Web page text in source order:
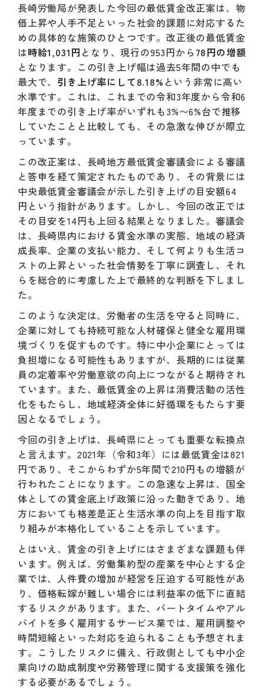
長崎労働局が発表した今回の最低賃金改正案は、物
価上昇や人手不足といった社会的課題に対応するた
めの具体的な施策のひとつです。改正後の最低賃金
は時給1,031円 となり、現行の953円から 78円の増額
となります。この引き上げ幅は過去5年間の中でも
最大で、 引き上げ率にして8.18% という非常に高い
水準です。これは、これまでの令和3年度から令和6
年度までの引き上げ率がいずれも3%〜6%台で推移
していたことと比較しても、その急激な伸びが際立
っています。
この改正案は、長崎地方最低賃金審議会による審議
と答申を経て策定されたものであり、その背景には
中央最低賃金審議会が示した引き上げの目安額64
円という指針があります。しかし、今回の改正では
その目安を14円も上回る結果となりました。審議会
は、長崎県内における賃金水準の実態、地域の経済
成長率、企業の支払い能力、そして何よりも生活コ
ストの上昇といった社会情勢を丁寧に調査し、それ
らを総合的に考慮した上で最終的な判断を下しまし
た。
このような決定は、労働者の生活を守ると同時に、
企業に対しても持続可能な人材確保と健全な雇用環
境づくりを促すものです。特に中小企業にとっては
負担増になる可能性もありますが、長期的には従業
員の定着率や労働意欲の向上につながると期待され
ています。また、最低賃金の上昇は消費活動の活性
化をもたらし、地域経済全体に好循環をもたらす要
因となるでしょう。
今回の引き上げは、長崎県にとっても重要な転換点
と言えます。2021年（令和3年）には最低賃金は821
円であり、そこからわずか5年間で210円もの増額が
行われたことになります。この急速な上昇は、国全
体としての賃金底上げ政策に沿った動きであり、地
方においても格差是正と生活水準の向上を目指す取
り組みが本格化していることを示しています。
とはいえ、賃金の引き上げにはさまざまな課題も伴
います。例えば、労働集約型の産業を中心とする企
業では、人件費の増加が経営を圧迫する可能性があ
り、価格転嫁が難しい場合には利益率の低下に直結
するリスクがあります。また、パートタイムやアル
バイトを多く雇用するサービス業では、雇用調整や
時間短縮といった対応を迫られることも予想されま
す。こうしたリスクに備え、行政側としても中小企
業向けの助成制度や労務管理に関する支援策を強化
する必要があるでしょう。